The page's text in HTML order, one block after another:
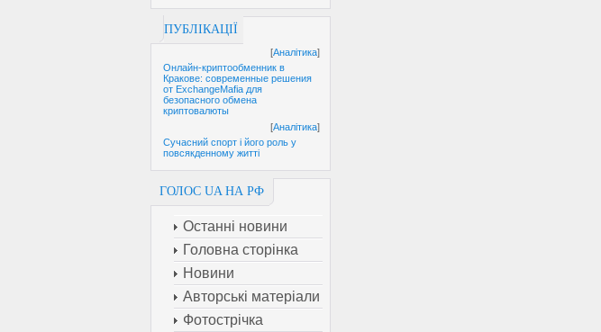
ПУБЛІКАЦІЇ
[Аналітика]
Онлайн-криптообменник в
Кракове: современные решения
от ExchangeMafia для
безопасного обмена
криптовалюты
[Аналітика]
Сучасний спорт і його роль у
повсякденному житті
ГОЛОС UA НА РФ
Останні новини
Головна сторінка
Новини
Авторські матеріали
Фотострічка